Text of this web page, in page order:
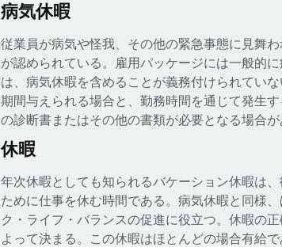
病気休暇
従業員が病気や怪我、その他の緊急事態に見舞
が認められている。雇用パッケージには一般的
は、病気休暇を含めることが義務付けられてい
期間与えられる場合と、勤務時間を通じて発生
の診断書またはその他の書類が必要となる場合が
休暇
年次休暇としても知られるバケーション休暇は
ために仕事を休む時間である。病気休暇と同様
ク・ライフ・バランスの促進に役立つ。休暇の
よって決まる。この休暇はほとんどの場合有給